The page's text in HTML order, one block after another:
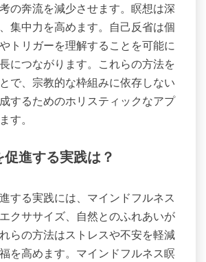
の奔流を減少させます。瞑想は深
集中力を高めます。自己反省は個
トリガーを理解することを可能に
につながります。これらの方法を
で、宗教的な枠組みに依存しない
するためのホリスティックなアプ
す。
促進する実践は？
する実践には、マインドフルネス
クササイズ、自然とのふれあいが
らの方法はストレスや不安を軽減
を高めます。マインドフルネス瞑